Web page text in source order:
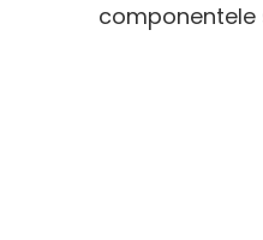
componentele